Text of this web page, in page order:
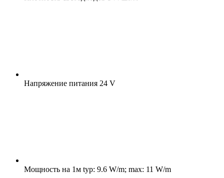
Напряжение питания 24 V
Мощность на 1м typ: 9.6 W/m; max: 11 W/m